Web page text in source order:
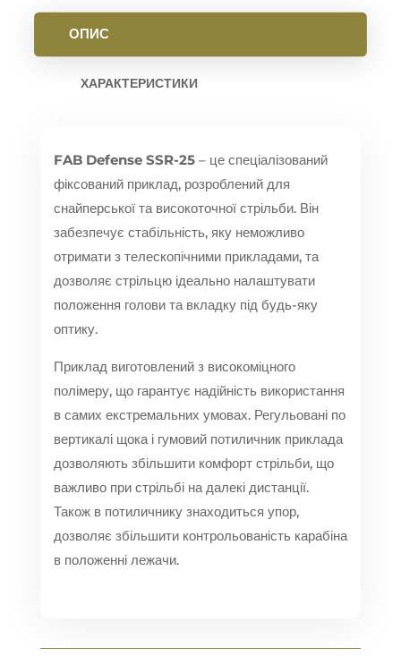
ОПИС
ХАРАКТЕРИСТИКИ
FAB Defense SSR-25– це спеціалізований
фіксований приклад, розроблений для
снайперської та високоточної стрільби. Він
забезпечує стабільність, яку неможливо
отримати з телескопічними прикладами, та
дозволяє стрільцю ідеально налаштувати
положення голови та вкладку під будь-яку
оптику.
Приклад виготовлений з високоміцного
полімеру, що гарантує надійність використання
в самих екстремальних умовах. Регульовані по
вертикалі щока і гумовий потиличник приклада
дозволяють збільшити комфорт стрільби, що
важливо при стрільбі на далекі дистанції.
Також в потиличнику знаходиться упор,
дозволяє збільшити контрольованість карабіна
в положенні лежачи.